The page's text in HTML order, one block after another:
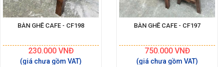
BÀN GHẾ CAFE - CF198
230.000VNĐ
BÀN GHẾ CAFE - CF197
750.000VNĐ